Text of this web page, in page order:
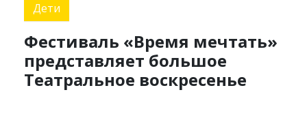
Дети
Фестиваль «Время мечтать»
представляет большое
Театральное воскресенье